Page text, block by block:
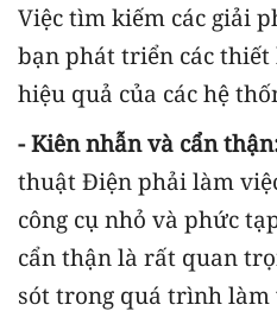
Việc tìm kiếm các giải
bạn phát triển các thiết
hiệu quả của các hệ
- Kiên nhẫn và cẩn
thuật Điện phải làm
công cụ nhỏ và phức
cẩn thận là rất quan
sót trong quá trình làm